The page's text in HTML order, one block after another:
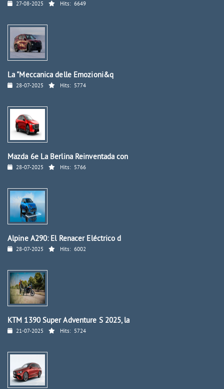
27-08-2025 Hits: 6649
La "Meccanica delle Emozioni&q
28-07-2025 Hits: 5774
Mazda 6e La Berlina Reinventada con
28-07-2025 Hits: 5766
Alpine A290: El Renacer Eléctrico d
28-07-2025 Hits: 6002
KTM 1390 Super Adventure S 2025, la
21-07-2025 Hits: 5724